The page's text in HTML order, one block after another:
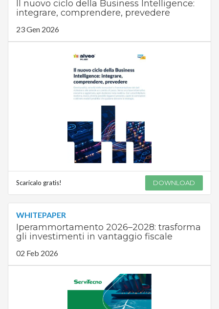
Il nuovo ciclo della Business Intelligence:
integrare, comprendere, prevedere
23 Gen 2026
Scaricalo gratis! DOWNLOAD
WHITEPAPER
Iperammortamento 2026–2028: trasforma
gli investimenti in vantaggio fiscale
02 Feb 2026